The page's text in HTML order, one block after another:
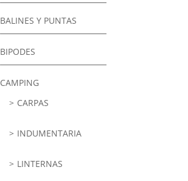
BALINES Y PUNTAS
BIPODES
CAMPING
CARPAS
INDUMENTARIA
LINTERNAS